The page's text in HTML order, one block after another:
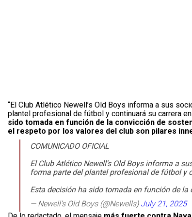
“El Club Atlético Newell’s Old Boys informa a sus
plantel profesional de fútbol y continuará su carrera
sido tomada en función de la convicción de
el respeto por los valores del club son pilares
COMUNICADO OFICIAL
El Club Atlético Newell's Old Boys informa a
forma parte del plantel profesional de fútbol y
Esta decisión ha sido tomada en función de la
— Newell’s Old Boys (@Newells) July 21, 2025